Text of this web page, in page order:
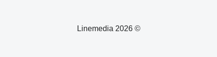
© 2026 Linemedia